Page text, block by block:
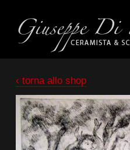
‹ torna allo shop